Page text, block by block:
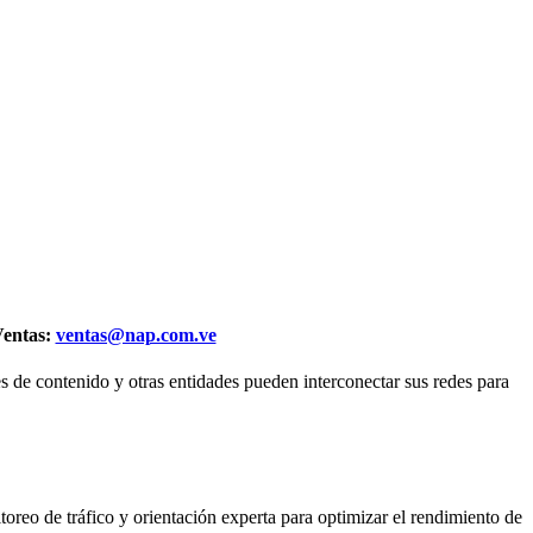
ventas@nap.com.ve
contenido y otras entidades pueden interconectar sus redes para
de tráfico y orientación experta para optimizar el rendimiento de